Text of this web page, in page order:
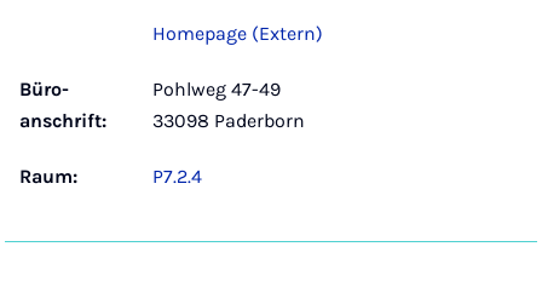
Homepage (Extern)
Büro­
anschrift:
Pohlweg 47-49
33098 Paderborn
Raum: P7.2.4